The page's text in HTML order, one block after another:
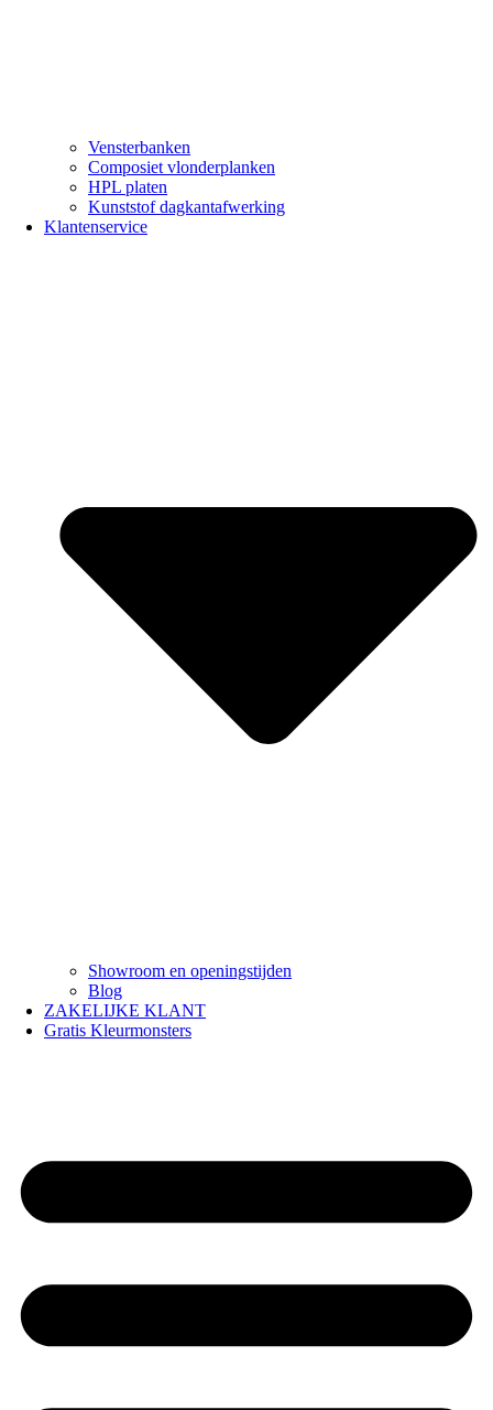
Vensterbanken
Composiet vlonderplanken
HPL platen
Kunststof dagkantafwerking
Klantenservice
Showroom en openingstijden
Blog
ZAKELIJKE KLANT
Gratis Kleurmonsters